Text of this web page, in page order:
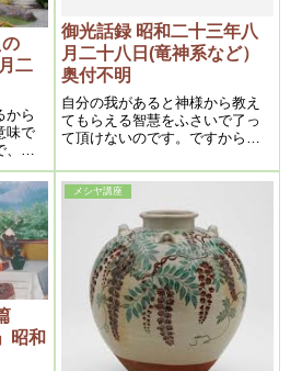
二
から
味で
芽
の花
に咲
即ち
散花
御光話録 昭和二十三年八
月二十八日(竜神系など）
奥付不明
自分の我があると神様から教え
てもらえる智慧をふさいで了っ
て頂けないのです。ですから素
より偉い人の言葉はよく聞く
が、下の人の言ふ事は聞かない
といふ人が多いがそれが我なん
です。下の人の言ふことを聞く
事が雅量です
昭和
メシヤ講座